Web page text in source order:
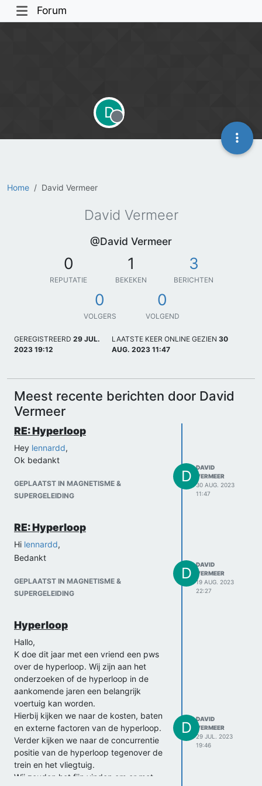
Forum
Home David Vermeer
D
Offline
David Vermeer
@David Vermeer
0
REPUTATIE
1
BEKEKEN
3
BERICHTEN
0
VOLGERS
0
VOLGEND
GEREGISTREERD 29 JUL.
2023 19:12
LAATSTE KEER ONLINE GEZIEN 30
AUG. 2023 11:47
Meest recente berichten door David
Vermeer
RE: Hyperloop
Hey lennardd,
Ok bedankt
GEPLAATST IN MAGNETISME &
SUPERGELEIDING
D
DAVID
VERMEER
30 AUG. 2023
11:47
RE: Hyperloop
Hi lennardd,
Bedankt
GEPLAATST IN MAGNETISME &
SUPERGELEIDING
D
DAVID
VERMEER
19 AUG. 2023
22:27
Hyperloop
Hallo,
K doe dit jaar met een vriend een pws
over de hyperloop. Wij zijn aan het
onderzoeken of de hyperloop in de
aankomende jaren een belangrijk
voertuig kan worden.
Hierbij kijken we naar de kosten, baten
en externe factoren van de hyperloop.
Verder kijken we naar de concurrentie
positie van de hyperloop tegenover de
trein en het vliegtuig.
Wij zouden het fijn vinden om er met
D
DAVID
VERMEER
29 JUL. 2023
19:46